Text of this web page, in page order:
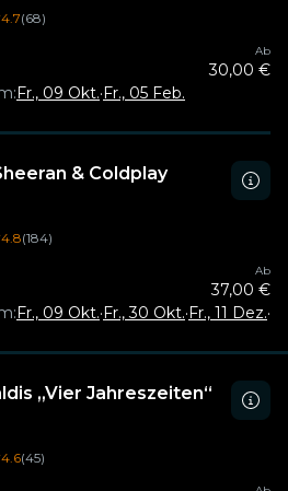
4.7(68)
Ab
30,00 €
Fr., 09 Okt.·Fr., 05 Feb.
& Coldplay
4.8(184)
Ab
37,00 €
Fr., 09 Okt.·Fr., 30 Okt.·Fr., 11 Dez.·
„Vier Jahreszeiten“
4.6(45)